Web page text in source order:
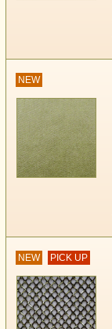
NEW
NEW PICK UP